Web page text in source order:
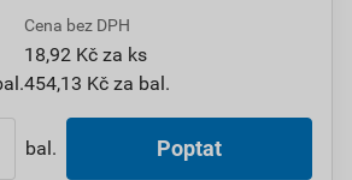
Cena bez DPH
18,92 Kč za ks
454,13 Kč za bal.
bal. Poptat